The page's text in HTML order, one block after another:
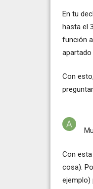
En tu
hasta el
función
Con
Con
cosa).
ejemplo)